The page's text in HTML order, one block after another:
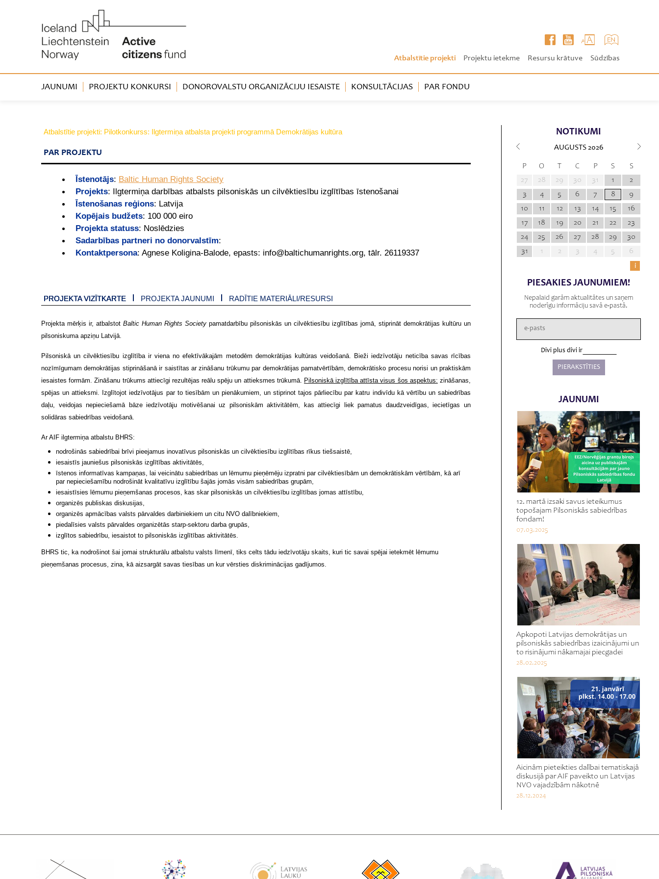
Atbalstītie projekti Projektu ietekme Resursu krātuve Sūdzības
JAUNUMI PROJEKTU KONKURSI DONOROVALSTU ORGANIZĀCIJU IESAISTE KONSULTĀCIJAS PAR FONDU
Atbalstītie projekti: Pilotkonkurss: Ilgtermiņa atbalsta projekti programmā Demokrātijas kultūra
PAR PROJEKTU
Īstenotājs: Baltic Human Rights Society
Projekts: Ilgtermiņa darbības atbalsts pilsoniskās un cilvēktiesību izglītības īstenošanai
Īstenošanas reģions: Latvija
Kopējais budžets: 100 000 eiro
Projekta statuss: Noslēdzies
Sadarbības partneri no donorvalstīm:
Kontaktpersona: Agnese Koligina-Balode, epasts: info@baltichumanrights.org, tālr. 26119337
PROJEKTA VIZĪTKARTE PROJEKTA JAUNUMI RADĪTIE MATERIĀLI/RESURSI
Projekta mērķis ir, atbalstot Baltic Human Rights Society pamatdarbību pilsoniskās un cilvēktiesību izglītības jomā, stiprināt demokrātijas kultūru un
pilsoniskuma apziņu Latvijā.
Pilsoniskā un cilvēktiesību izglītība ir viena no efektīvākajām metodēm demokrātijas kultūras veidošanā. Bieži iedzīvotāju neticība savas rīcības
nozīmīgumam demokrātijas stiprināšanā ir saistītas ar zināšanu trūkumu par demokrātijas pamatvērtībām, demokrātisko procesu norisi un praktiskām
iesaistes formām. Zināšanu trūkums attiecīgi rezultējas reālu spēju un attieksmes trūkumā. Pilsoniskā izglītība attīsta visus šos aspektus: zināšanas,
spējas un attieksmi. Izglītojot iedzīvotājus par to tiesībām un pienākumiem, un stiprinot tajos pārliecību par katru indivīdu kā vērtību un sabiedrības
daļu, veidojas nepieciešamā bāze iedzīvotāju motivēšanai uz pilsoniskām aktivitātēm, kas attiecīgi liek pamatus daudzveidīgas, iecietīgas un
solidāras sabiedrības veidošanā.
Ar AIF ilgtermiņa atbalstu BHRS:
nodrošinās sabiedrībai brīvi pieejamus inovatīvus pilsoniskās un cilvēktiesību izglītības rīkus tiešsaistē,
iesaistīs jauniešus pilsoniskās izglītības aktivitātēs,
īstenos informatīvas kampaņas, lai veicinātu sabiedrības un lēmumu pieņēmēju izpratni par cilvēktiesībām un demokrātiskām vērtībām, kā arī
par nepieciešamību nodrošināt kvalitatīvu izglītību šajās jomās visām sabiedrības grupām,
iesaistīsies lēmumu pieņemšanas procesos, kas skar pilsoniskās un cilvēktiesību izglītības jomas attīstību,
organizēs publiskas diskusijas,
organizēs apmācības valsts pārvaldes darbiniekiem un citu NVO dalībniekiem,
piedalīsies valsts pārvaldes organizētās starp-sektoru darba grupās,
izglītos sabiedrību, iesaistot to pilsoniskās izglītības aktivitātēs.
BHRS tic, ka nodrošinot šai jomai strukturālu atbalstu valsts līmenī, tiks celts tādu iedzīvotāju skaits, kuri tic savai spējai ietekmēt lēmumu
pieņemšanas procesus, zina, kā aizsargāt savas tiesības un kur vērsties diskriminācijas gadījumos.
NOTIKUMI
AUGUSTS 2026
P O T C P S
S
27
28 29 30 31 1
2
3
4 5 6 7 8
9
10
11 12 13 14 15
16
17
18 19 20 21 22
23
24
25 26 27 28 29
30
31
1 2 3 4 5
6
i
PIESAKIES JAUNUMIEM!
Nepalaid garām aktualitātes un saņem
noderīgu informāciju savā e-pastā.
Divi plus divi ir
JAUNUMI
12. martā izsaki savus ieteikumus
topošajam Pilsoniskās sabiedrības
fondam!
07.03.2025
Apkopoti Latvijas demokrātijas un
pilsoniskās sabiedrības izaicinājumi un
to risinājumi nākamajai piecgadei
28.02.2025
Aicinām pieteikties dalībai tematiskajā
diskusijā par AIF paveikto un Latvijas
NVO vajadzībām nākotnē
28.12.2024